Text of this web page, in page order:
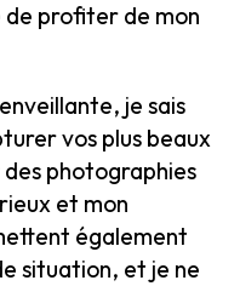
de profiter de mon
je sais
vos plus beaux
photographies
et mon
également
situation, et je ne